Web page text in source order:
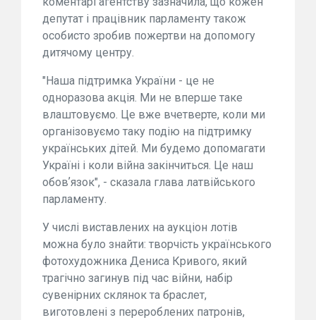
депутат і працівник парламенту також
особисто зробив пожертви на допомогу
дитячому центру.
"Наша підтримка України - це не
одноразова акція. Ми не вперше таке
влаштовуємо. Це вже вчетверте, коли ми
організовуємо таку подію на підтримку
українських дітей. Ми будемо допомагати
Україні і коли війна закінчиться. Це наш
обовʼязок", - сказала глава латвійського
парламенту.
У числі виставлених на аукціон лотів
можна було знайти: творчість українського
фотохудожника Дениса Кривого, який
трагічно загинув під час війни, набір
сувенірних склянок та браслет,
виготовлені з перероблених патронів,